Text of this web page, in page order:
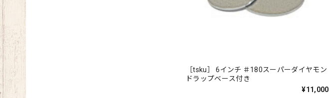
［tsku］ 6インチ ＃180スーパーダイヤモン
ドラップベース付き
¥11,000